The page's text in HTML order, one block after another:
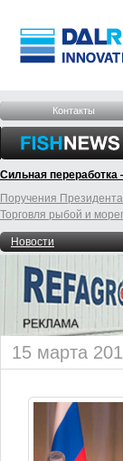
Контакты
Сильная переработка
Поручения Президента
Торговля рыбой и
Новости
15 марта